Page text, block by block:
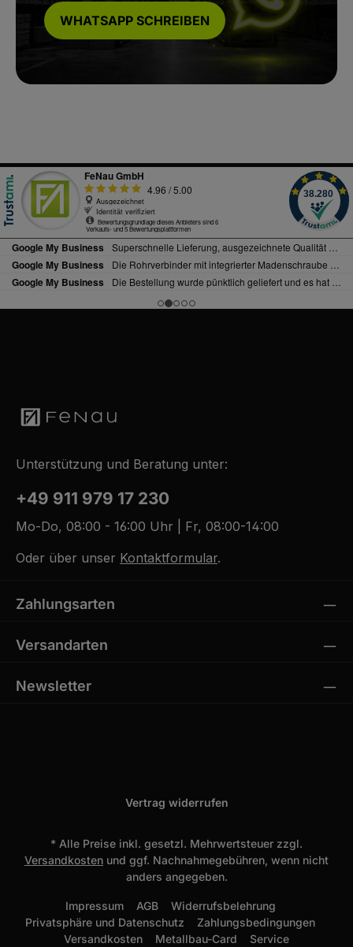
WHATSAPP SCHREIBEN
Unterstützung und Beratung unter:
+49 911 979 17 230
Mo-Do, 08:00 - 16:00 Uhr | Fr, 08:00-14:00
Oder über unser Kontaktformular.
Zahlungsarten
Versandarten
Newsletter
Vertrag widerrufen
* Alle Preise inkl. gesetzl. Mehrwertsteuer zzgl.
Versandkosten und ggf. Nachnahmegebühren, wenn nicht
anders angegeben.
Impressum AGB
Widerrufsbelehrung
Privatsphäre und Datenschutz
Zahlungsbedingungen
Versandkosten
Metallbau-Card Service